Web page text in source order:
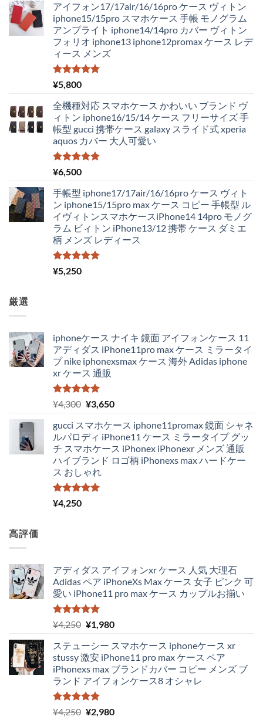
価
格
は
¥4,250
で
し
の
価
格
は
アイフォン17/17air/16/16pro ケース ヴィトン
iphone15/15pro スマホケース 手帳 モノグラム
アンプライト iphone14/14pro カバー ヴィトン
フォリオ iphone13 iphone12promax ケース レデ
ィース メンズ
5段階中
5.00
¥5,800
全機種対応 スマホケース かわいい ブランド ヴ
ィトン iphone16/15/14 ケース フリーサイズ 手
帳型 gucci 携帯ケース galaxy スライド式 xperia
aquos カバー 大人可愛い
5段階中
5.00
¥6,500
手帳型 iphone17/17air/16/16pro ケース ヴィト
ン iphone15/15pro max ケース コピー 手帳型 ル
イヴィトンスマホケースiPhone14 14pro モノグ
ラム ビィトン iPhone13/12 携帯 ケース ダミエ
柄 メンズ レディース
5段階中
5.00
¥5,250
厳選
iphoneケース ナイキ 鏡面 アイフォンケース 11
アディダス iPhone11pro max ケース ミラータイ
プ nike iphonexsmax ケース 海外 Adidas iphone
xr ケース 通販
5段階中
5.00
の評価
¥4,300 元
価
格
は
¥4,300
で
し
¥3,650現
の
価
格
は
gucci スマホケース iphone11promax 鏡面 シャネ
ルパロディ iPhone11 ケース ミラータイプ グッ
チ スマホケース iPhonex iPhonexr メンズ 通販
ハイブランド ロゴ柄 iPhonexs max ハードケー
ス おしゃれ
5段階中
5.00
¥4,250
高評価
アディダス アイフォンxr ケース 人気 大理石
Adidas ペア iPhoneXs Max ケース 女子 ピンク 可
愛い iPhone11 pro max ケース カップルお揃い
5段階中
5.00
の評価
¥4,250 元
価
格
は
¥4,250
で
し
¥1,980現
の
価
格
は
で
ステューシー スマホケース iphoneケース xr
stussy 激安 iPhone11 pro max ケース ペア
iPhonexs max ブランドカバー コピー メンズ ブ
ランド アイフォンケース8 オシャレ
5段階中
¥4,250 元
¥2,980現